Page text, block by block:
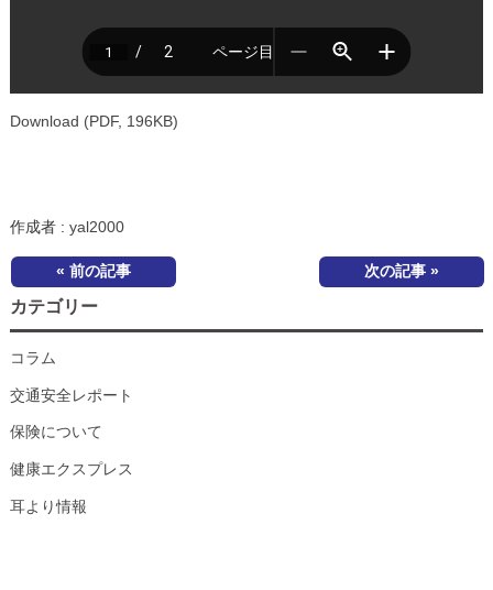
Download (PDF, 196KB)
作成者 : yal2000
« 前の記事 次の記事 »
カテゴリー
コラム
交通安全レポート
保険について
健康エクスプレス
耳より情報